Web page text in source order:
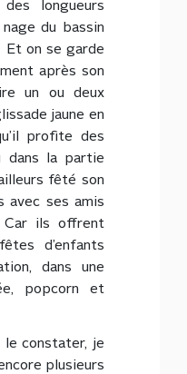
longueurs
du bassin
on se garde
après son
un ou deux
jaune en
profite des
dans la partie
fêté son
avec ses amis
Car ils offrent
d’enfants
dans une
popcorn et
le constater, je
plusieurs